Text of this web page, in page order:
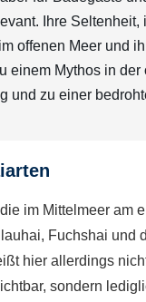
Ihre Seltenheit,
offenen Meer und
einem Mythos in der
und zu einer
im Mittelmeer am
Fuchshai und
hier allerdings
sondern